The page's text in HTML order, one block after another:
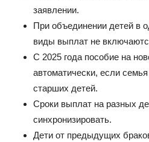
заявлении.
При объединении детей в
виды выплат не
С 2025 года пособие на
автоматически, если
старших детей.
Сроки выплат на разных
синхронизировать.
Дети от предыдущих